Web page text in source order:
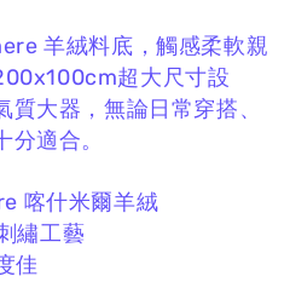
羊絨料底，觸感柔軟親
超大尺寸設
大器，無論日常穿搭、
適合。
喀什米爾羊絨
繡工藝
佳